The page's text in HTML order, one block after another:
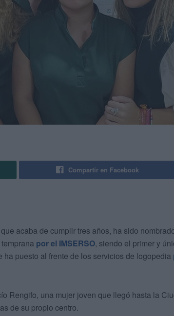
Compartir en Facebook
acaba de cumplir tres años, ha sido
por el IMSERSO, siendo el primer y
puesto al frente de los servicios de logopedia
Rengifo, una mujer joven que llegó hasta la
de su propio centro.